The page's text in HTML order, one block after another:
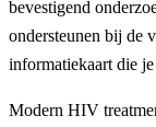
bevestigend
ondersteunen bij de
informatiekaart die
Modern HIV